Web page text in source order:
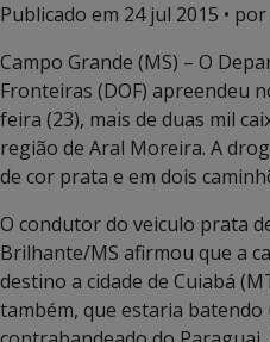
Publicado em 24 jul 2015 • por
Campo Grande (MS) – O
Fronteiras (DOF) apreendeu
feira (23), mais de duas mil
região de Aral Moreira. A
de cor prata e em dois
O condutor do veiculo prata
Brilhante/MS afirmou que a
destino a cidade de Cuiabá
também, que estaria